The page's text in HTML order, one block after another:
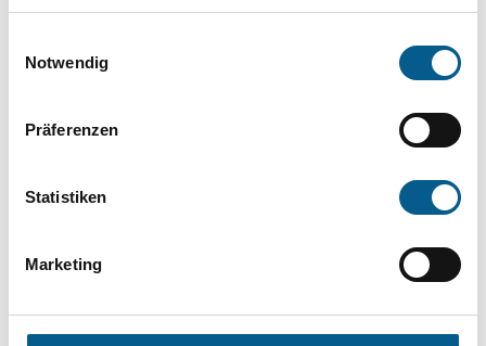
Notwendig
Präferenzen
Statistiken
Marketing
beachten.
können durch die Wahl von Bereichen oder
Suchen